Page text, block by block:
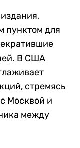
пунктом для
В США
стремясь
Москвой и
между